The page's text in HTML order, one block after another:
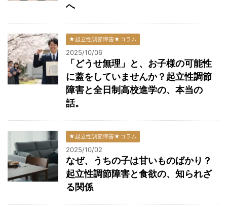
へ
★起立性調節障害★コラム
2025/10/06
「どうせ無理」と、お子様の可能性
に蓋をしていませんか？起立性調節
障害と全日制高校進学の、本当の
話。
★起立性調節障害★コラム
2025/10/02
なぜ、うちの子は甘いものばかり？
起立性調節障害と食欲の、知られざ
る関係